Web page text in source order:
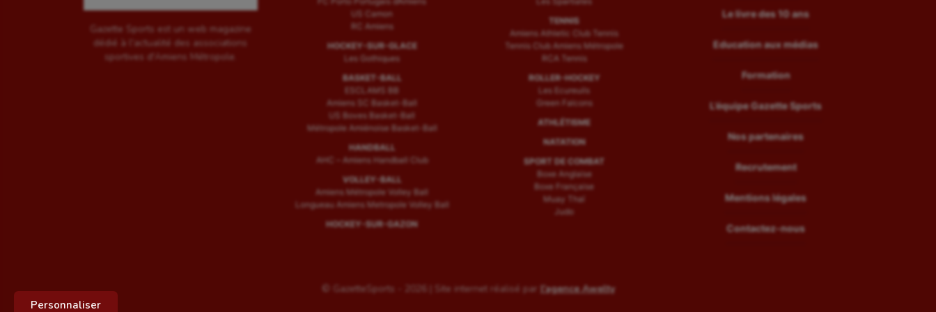
Personnaliser
Gazette Sports est un web magazine
dédié à l'actualité des associations
sportives d'Amiens Métropole.
US Camon
RC Amiens
HOCKEY-SUR-GLACE
Les Gothiques
BASKET-BALL
ESCLAMS BB
Amiens SC Basket-Ball
US Boves Basket-Ball
Métropole Amiénoise Basket-Ball
HANDBALL
AHC – Amiens Handball Club
VOLLEY-BALL
Amiens Métropole Volley Ball
Longueau Amiens Metropole Volley Ball
HOCKEY-SUR-GAZON
TENNIS
Amiens Athletic Club Tennis
Tennis Club Amiens Métropole
RCA Tennis
ROLLER-HOCKEY
Les Ecureuils
Green Falcons
ATHLÉTISME
NATATION
SPORT DE COMBAT
Boxe Anglaise
Boxe Française
Muay Thaï
Judo
Le livre des 10 ans
Education aux médias
Formation
L’équipe Gazette Sports
Nos partenaires
Recrutement
Mentions légales
Contactez-nous
© GazetteSports - 2026 | Site internet réalisé par l'agence Awelty